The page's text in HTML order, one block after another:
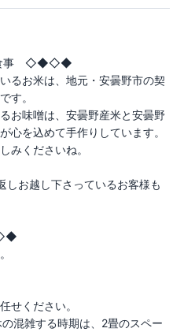
事　◇◆◇◆
るお米は、地元・安曇野市の契
す。
お味噌は、安曇野産米と安曇野
心を込めて手作りしています。
みくださいね。
しお越し下さっているお客様も
せください。
混雑する時期は、2畳のスペー